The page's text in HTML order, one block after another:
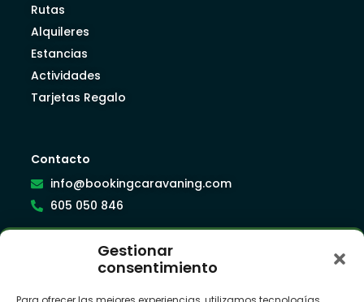
Gestionar
consentimiento
Rutas
Alquileres
Estancias
Actividades
Tarjetas Regalo
Contacto
info@bookingcaravaning.com
605 050 846
Síguenos